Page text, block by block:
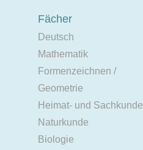
Fächer
Deutsch
Mathematik
Formenzeichnen /
Geometrie
Heimat- und Sachkunde
Naturkunde
Biologie